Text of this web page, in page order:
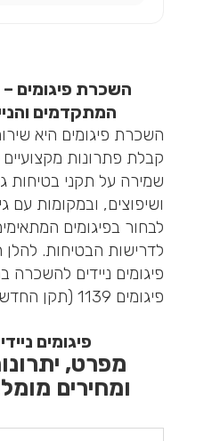
השכרת פיגומים –
המתקדמים
השכרת פיגומים היא
קבלת פתרונות מקצועיים
שמירה על תקני בטיחות
ושיפוצים, ובמקומות עם
לבחור בפיגומים
לדרישות הבטיחות. להלן
פיגומים ניידים להשכרה
פיגומים 1139 (תקן החדש).
פיגומים
מפרט,
ומחירים